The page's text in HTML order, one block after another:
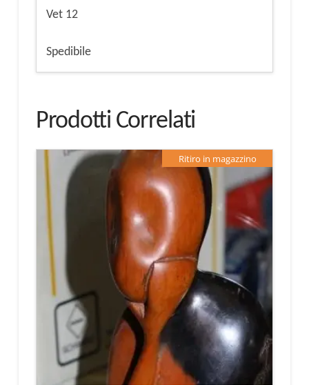
Vet 12
Spedibile
Prodotti Correlati
Ritiro in magazzino